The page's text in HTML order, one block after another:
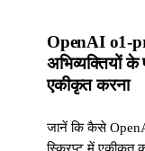
OpenAI o1-
अभिव्यक्तियों
एकीकृत करना
जानें कि कैसे
स्क्रिप्ट में एकीकृत